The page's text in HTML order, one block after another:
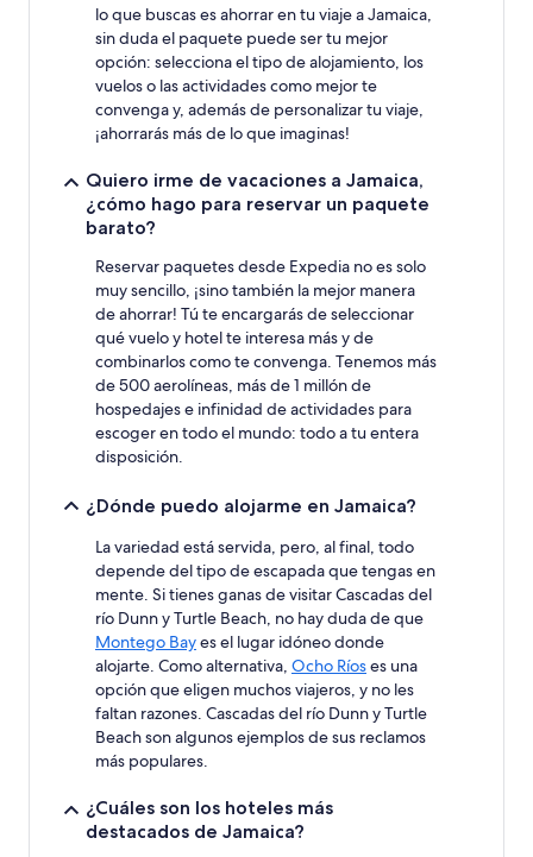
disponibilidad
adicionales.
lo que buscas es ahorrar en tu viaje a Jamaica,
sin duda el paquete puede ser tu mejor
opción: selecciona el tipo de alojamiento, los
vuelos o las actividades como mejor te
convenga y, además de personalizar tu viaje,
¡ahorrarás más de lo que imaginas!
Quiero irme de vacaciones a Jamaica,
¿cómo hago para reservar un paquete
barato?
Reservar paquetes desde Expedia no es solo
muy sencillo, ¡sino también la mejor manera
de ahorrar! Tú te encargarás de seleccionar
qué vuelo y hotel te interesa más y de
combinarlos como te convenga. Tenemos más
de 500 aerolíneas, más de 1 millón de
hospedajes e infinidad de actividades para
escoger en todo el mundo: todo a tu entera
disposición.
¿Dónde puedo alojarme en Jamaica?
La variedad está servida, pero, al final, todo
depende del tipo de escapada que tengas en
mente. Si tienes ganas de visitar Cascadas del
río Dunn y Turtle Beach, no hay duda de que
Montego Bayes el lugar idóneo donde
alojarte. Como alternativa, Ocho Ríoses una
opción que eligen muchos viajeros, y no les
faltan razones. Cascadas del río Dunn y Turtle
Beach son algunos ejemplos de sus reclamos
más populares.
¿Cuáles son los hoteles más
destacados de Jamaica?